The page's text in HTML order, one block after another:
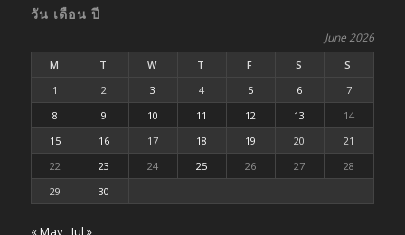
วัน เดือน ปี
June 2026
M T W T F S
S
1
2 3 4 5 6
7
8
9 10 11 12 13
14
15
16 17 18 19 20
21
22
23 24 25 26 27
28
29
30
« May Jul »